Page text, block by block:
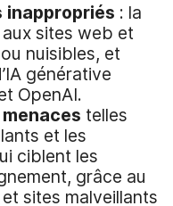
inappropriés : la
sites web et
nuisibles, et
générative
OpenAI.
telles
et les
ciblent les
grâce au
sites malveillants